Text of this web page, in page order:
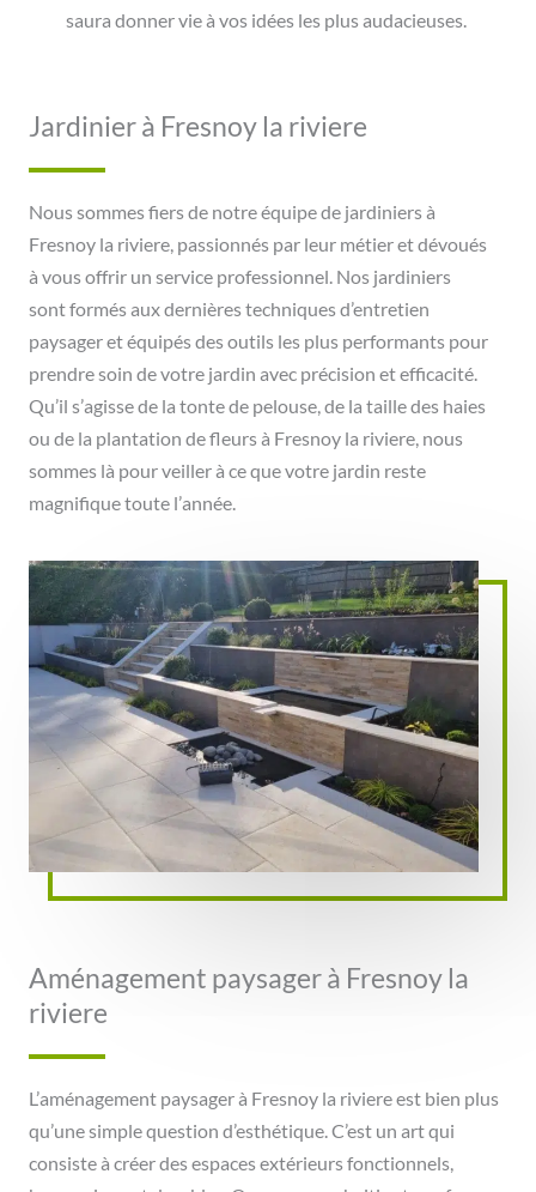
saura donner vie à vos idées les plus audacieuses.
Jardinier à Fresnoy la riviere
Nous sommes fiers de notre équipe de jardiniers à
Fresnoy la riviere, passionnés par leur métier et dévoués
à vous offrir un service professionnel. Nos jardiniers
sont formés aux dernières techniques d’entretien
paysager et équipés des outils les plus performants pour
prendre soin de votre jardin avec précision et efficacité.
Qu’il s’agisse de la tonte de pelouse, de la taille des haies
ou de la plantation de fleurs à Fresnoy la riviere, nous
sommes là pour veiller à ce que votre jardin reste
magnifique toute l’année.
Aménagement paysager à Fresnoy la
riviere
L’aménagement paysager à Fresnoy la riviere est bien plus
qu’une simple question d’esthétique. C’est un art qui
consiste à créer des espaces extérieurs fonctionnels,